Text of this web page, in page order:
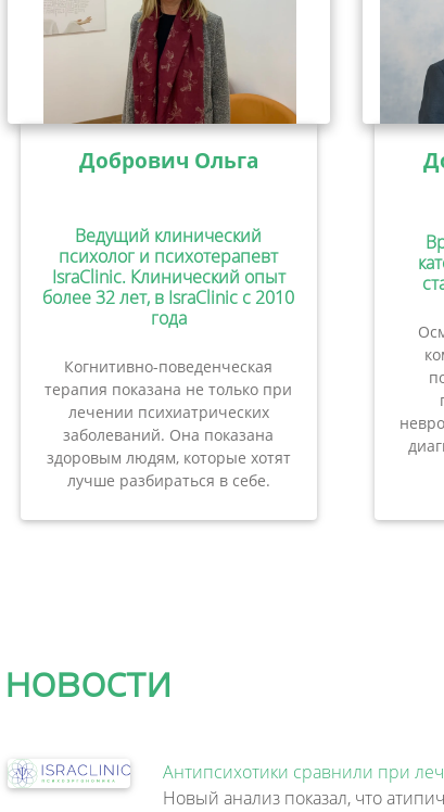
Добрович Ольга
Ведущий клинический
психолог и психотерапевт
IsraClinic. Клинический опыт
более 32 лет, в IsraClinic с 2010
года
Когнитивно-поведенческая
терапия показана не только при
лечении психиатрических
заболеваний. Она показана
здоровым людям, которые хотят
лучше разбираться в себе.
Антипсихотики сравнили при